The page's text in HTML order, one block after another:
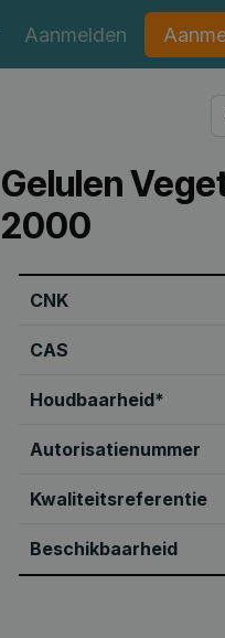
Aanmelden
Gelulen
2000
CNK
CAS
Houdbaarheid*
Autorisatienummer
Kwaliteitsreferentie
Beschikbaarheid